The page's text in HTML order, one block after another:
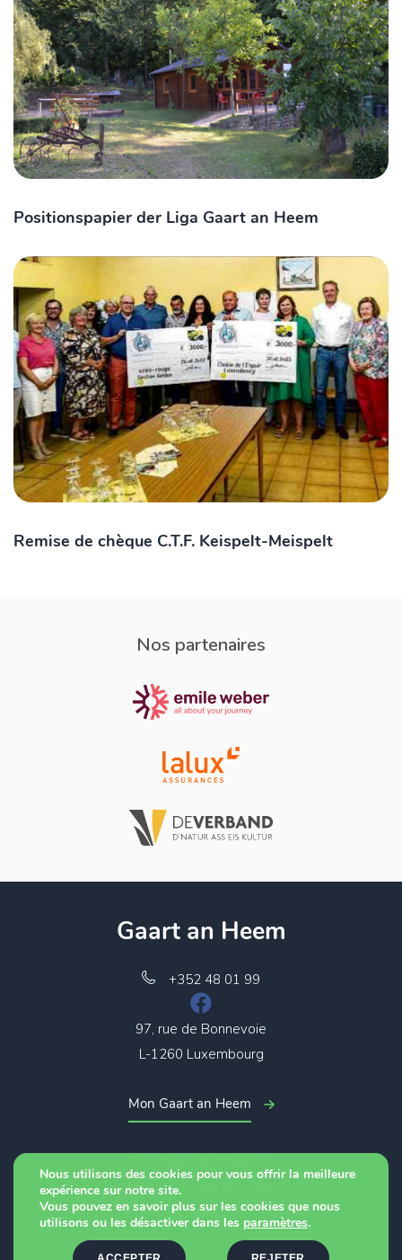
Positionspapier der Liga Gaart an Heem
Remise de chèque C.T.F. Keispelt-Meispelt
Nos partenaires
Gaart an Heem
+352 48 01 99
97, rue de Bonnevoie
L-1260 Luxembourg
Mon Gaart an Heem
Protection des données
Cookies
Nous utilisons des cookies pour vous offrir la meilleure
expérience sur notre site.
Vous pouvez en savoir plus sur les cookies que nous
utilisons ou les désactiver dans les paramètres.